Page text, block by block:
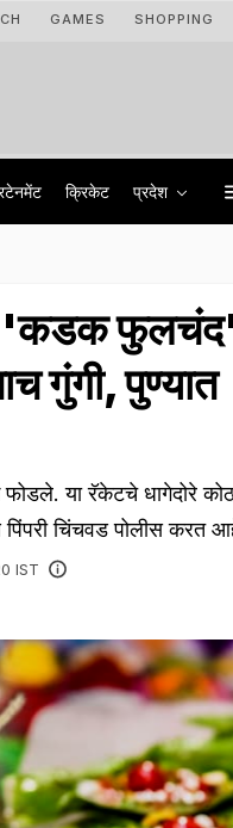
GAMES SHOPPING
क्रिकेट प्रदेश
फुलचंद'
गुंगी, पुण्यात
फोडले. या रॅकेटचे धागेदोरे
चिंचवड पोलीस करत
IST